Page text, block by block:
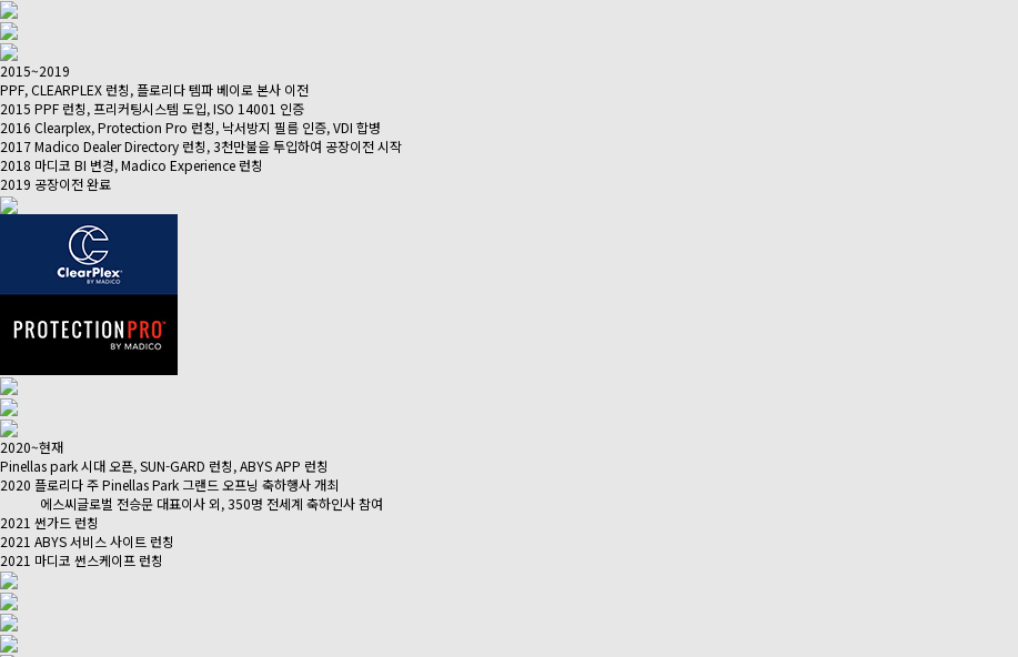
2015~2019
PPF, CLEARPLEX 런칭, 플로리다 템파 베이로 본사 이전
2015 PPF 런칭, 프리커팅시스템 도입, ISO 14001 인증
2016 Clearplex, Protection Pro 런칭, 낙서방지 필름 인증, VDI 합병
2017 Madico Dealer Directory 런칭, 3천만불을 투입하여 공장이전 시작
2018 마디코 BI 변경, Madico Experience 런칭
2019 공장이전 완료
2020~현재
Pinellas park 시대 오픈, SUN-GARD 런칭, ABYS APP 런칭
2020 플로리다 주 Pinellas Park 그랜드 오프닝 축하행사 개최
에스씨글로벌 전승문 대표이사 외, 350명 전세계 축하인사 참여
2021 썬가드 런칭
2021 ABYS 서비스 사이트 런칭
2021 마디코 썬스케이프 런칭